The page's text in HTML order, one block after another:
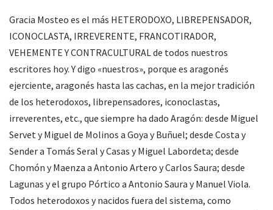
Gracia Mosteo es el más HETERODOXO, LIBREPENSADOR,
ICONOCLASTA, IRREVERENTE, FRANCOTIRADOR,
VEHEMENTE Y CONTRACULTURAL de todos nuestros
escritores hoy. Y digo «nuestros», porque es aragonés
ejerciente, aragonés hasta las cachas, en la mejor tradición
de los heterodoxos, librepensadores, iconoclastas,
irreverentes, etc., que siempre ha dado Aragón: desde Miguel
Servet y Miguel de Molinos a Goya y Buñuel; desde Costa y
Sender a Tomás Seral y Casas y Miguel Labordeta; desde
Chomón y Maenza a Antonio Artero y Carlos Saura; desde
Lagunas y el grupo Pórtico a Antonio Saura y Manuel Viola.
Todos heterodoxos y nacidos fuera del sistema, como